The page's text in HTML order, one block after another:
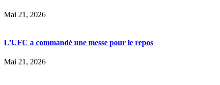
Mai 21, 2026
L’UFC a commandé une messe pour le repos
Mai 21, 2026